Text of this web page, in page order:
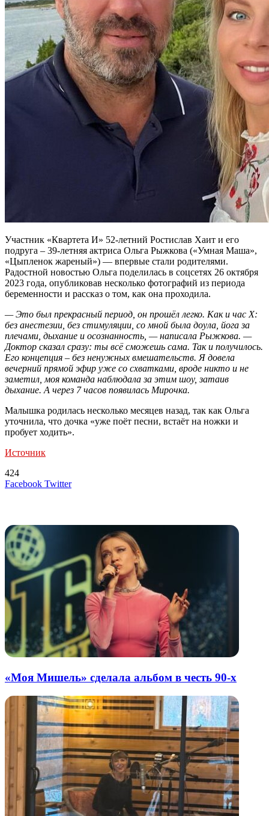
Участник «Квартета И» 52-летний Ростислав Хаит и его
подруга – 39-летняя актриса Ольга Рыжкова («Умная Маша»,
«Цыпленок жареный») — впервые стали родителями.
Радостной новостью Ольга поделилась в соцсетях 26 октября
2023 года, опубликовав несколько фотографий из периода
беременности и рассказ о том, как она проходила.
— Это был прекрасный период, он прошёл легко. Как и час Х:
без анестезии, без стимуляции, со мной была доула, йога за
плечами, дыхание и осознанность, — написала Рыжкова. —
Доктор сказал сразу: ты всё сможешь сама. Так и получилось.
Его концепция – без ненужных вмешательств. Я довела
вечерний прямой эфир уже со схватками, вроде никто и не
заметил, моя команда наблюдала за этим шоу, затаив
дыхание. А через 7 часов появилась Мирочка.
Малышка родилась несколько месяцев назад, так как Ольга
уточнила, что дочка «уже поёт песни, встаёт на ножки и
пробует ходить».
Источник
424
Facebook TwitterLinkedIn
Tumblr
Reddit
Вконтакте
Одноклассники
Skype
Messenger
Messenger
WhatsApp
Telegram
Viber
Line
Поделиться
Печатать
«Моя Мишель» сделала альбом в честь 90-х